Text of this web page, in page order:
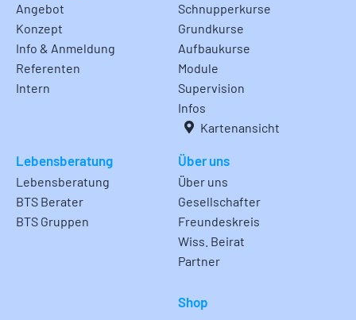
Angebot
Konzept
Info & Anmeldung
Referenten
Intern
Schnupperkurse
Grundkurse
Aufbaukurse
Module
Supervision
Infos
Kartenansicht
Lebensberatung
Lebensberatung
BTS Berater
BTS Gruppen
Über uns
Über uns
Gesellschafter
Freundeskreis
Wiss. Beirat
Partner
Shop